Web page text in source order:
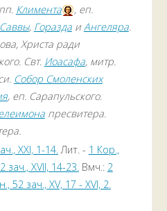
Климента
, еп.
Саввы, Гораздаи Ангеляра.
Христа ради
Свт. Иоасафа, митр.
Собор Смоленских
, еп. Сарапульского.
пресвитера.
XXI, 1-14.Лит. - 1 Кор.,
зач., XVII, 14-23.Вмч.: 2
52 зач., XV, 17 - XVI, 2.